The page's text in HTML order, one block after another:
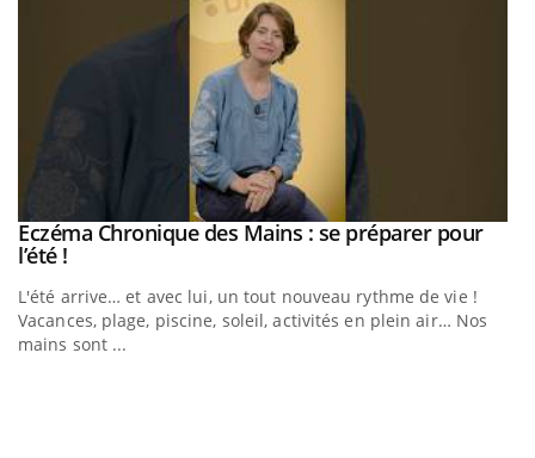
Youtube
Eczéma Chronique des Mains : se préparer pour
l’été !Youtube
L'été arrive… et avec lui, un tout nouveau rythme de vie !
Vacances, plage, piscine, soleil, activités en plein air… Nos
mains sont ...